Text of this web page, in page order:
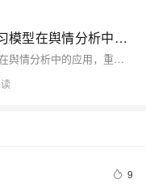
Java 大视界 -- Java 大数据机器学习模型在舆情分析中的情感倾向判断与话题追踪（185）
本篇文章深入探讨了Java大数据与机器学习在舆情分析中的应用，重点介绍了情感倾向判断与话题追踪的技术实现。通过实际案例，展示了如何利用Java生态工具如Hadoop、Hive、Weka和Deeplearning4j进行舆情数据处理、情感分类与趋势预测，揭示了其在企业品牌管理与政府决策中的重要价值。文章还展望了多模态融合、实时性提升及个性化服务等未来发展方向。
9